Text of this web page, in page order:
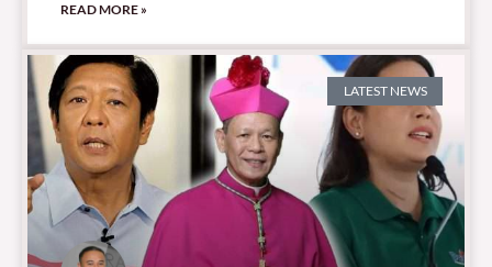
READ MORE »
LATEST NEWS